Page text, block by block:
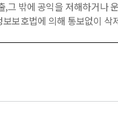
그 밖에 공익을 저해하거나
보호법에 의해 통보없이 삭